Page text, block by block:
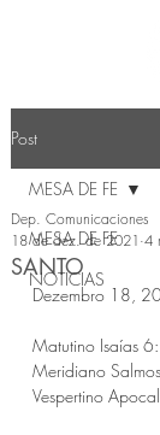
Post
MESA DE FE
NOTICIAS
MESA DE FE
SANTO
Dep. Comunicaciones
18 de dez. de 2021 4
Dezembro 18,
Matutino Isaías
Meridiano
Vespertino